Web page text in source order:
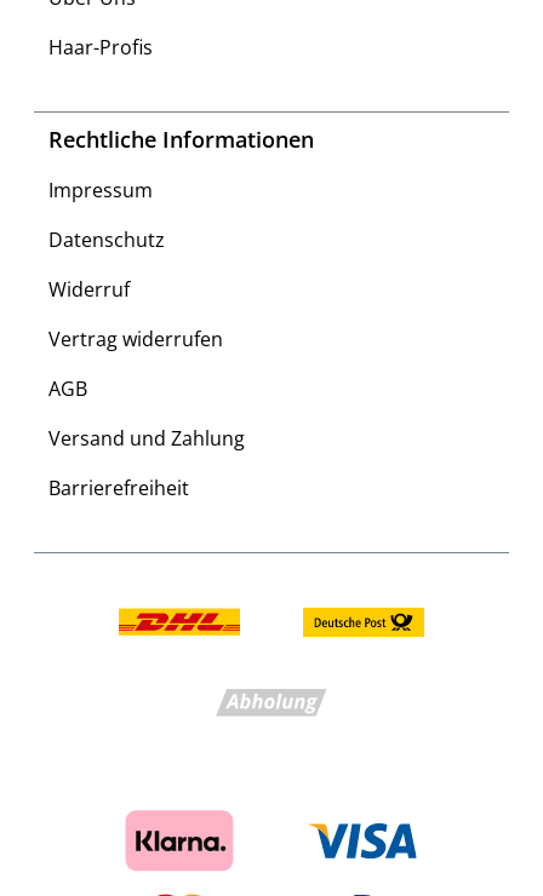
Haar-Profis
Rechtliche Informationen
Impressum
Datenschutz
Widerruf
Vertrag widerrufen
AGB
Versand und Zahlung
Barrierefreiheit